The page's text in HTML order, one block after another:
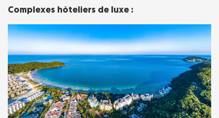
Complexes hôteliers de luxe :